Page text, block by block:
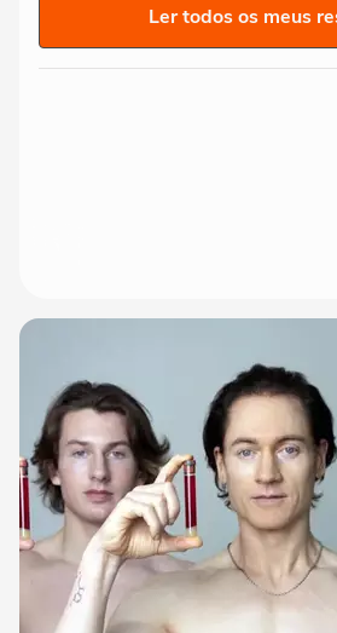
Ler todos os meus